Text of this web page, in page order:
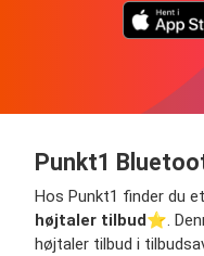
Punkt1
Hos Punkt1 finder du
højtaler tilbud⭐️.
højtaler tilbud i